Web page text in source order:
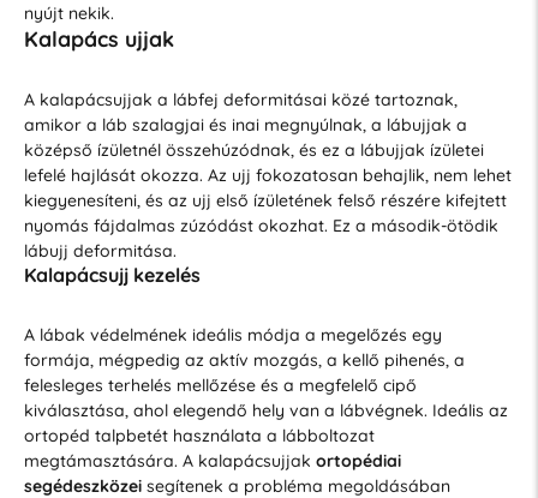
nyújt nekik.
Kalapács ujjak
A kalapácsujjak a lábfej deformitásai közé tartoznak,
amikor a láb szalagjai és inai megnyúlnak, a lábujjak a
középső ízületnél összehúzódnak, és ez a lábujjak ízületei
lefelé hajlását okozza. Az ujj fokozatosan behajlik, nem lehet
kiegyenesíteni, és az ujj első ízületének felső részére kifejtett
nyomás fájdalmas zúzódást okozhat. Ez a második-ötödik
lábujj deformitása.
Kalapácsujj kezelés
A lábak védelmének ideális módja a megelőzés egy
formája, mégpedig az aktív mozgás, a kellő pihenés, a
felesleges terhelés mellőzése és a megfelelő cipő
kiválasztása, ahol elegendő hely van a lábvégnek. Ideális az
ortopéd talpbetét használata a lábboltozat
megtámasztására. A kalapácsujjak ortopédiai
segédeszközeisegítenek a probléma megoldásában